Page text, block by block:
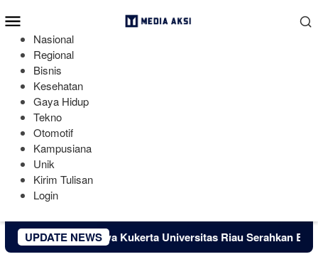
ke
kontenMobile
Nasional
Regional
Bisnis
Kesehatan
Gaya Hidup
Tekno
Otomotif
Kampusiana
Unik
Kirim Tulisan
Login
UPDATE NEWS
Kukerta Universitas Riau Serahkan Bantuan Mesin